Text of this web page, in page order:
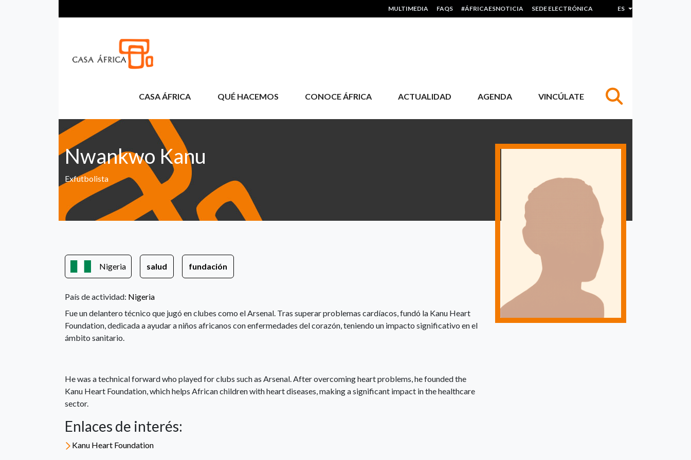
HEADER MENU
MULTIMEDIA FAQS #ÁFRICAESNOTICIA SEDE ELECTRÓNICA ES Lista adicional de
CASA ÁFRICA QUÉ HACEMOS CONOCE ÁFRICA ACTUALIDAD AGENDA VINCÚLATE
Nwankwo Kanu
Exfutbolista
Nigeria salud fundación
País de actividad: Nigeria
Fue un delantero técnico que jugó en clubes como el Arsenal. Tras superar problemas cardíacos, fundó la Kanu Heart
Foundation, dedicada a ayudar a niños africanos con enfermedades del corazón, teniendo un impacto significativo en el
ámbito sanitario.
He was a technical forward who played for clubs such as Arsenal. After overcoming heart problems, he founded the
Kanu Heart Foundation, which helps African children with heart diseases, making a significant impact in the healthcare
sector.
Enlaces de interés:
Kanu Heart Foundation